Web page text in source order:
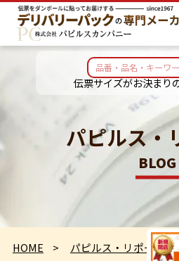
伝票サイズがお決まり
パピルス・
BLOG
HOME パピルス・リポート